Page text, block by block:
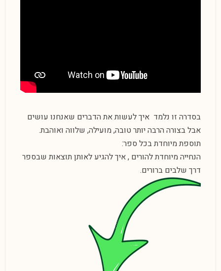
בסדרה זו נלמד איך לעשות את הדברים שאנחנו עושים
אבל בצורה הרבה יותר טובה, מועילה, שלווה ואוהבת.
תוספת מיוחדת בכל ספר:
הנחייה מיוחדת להורים , איך להגיע לאותן תוצאות שבספר
דרך שלבים ברורים.